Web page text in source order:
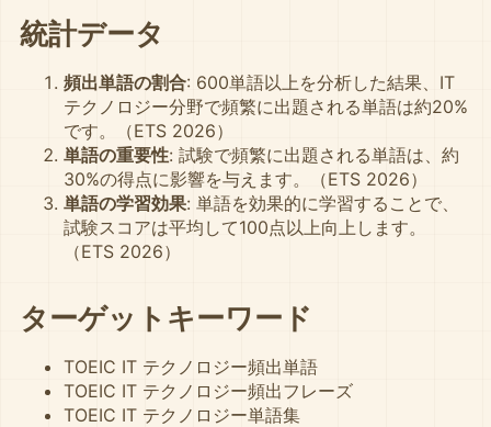
統計データ
頻出単語の割合: 600単語以上を分析した結果、IT
テクノロジー分野で頻繁に出題される単語は約20%
です。（ETS 2026）
単語の重要性: 試験で頻繁に出題される単語は、約
30%の得点に影響を与えます。（ETS 2026）
単語の学習効果: 単語を効果的に学習することで、
試験スコアは平均して100点以上向上します。
（ETS 2026）
ターゲットキーワード
TOEIC IT テクノロジー頻出単語
TOEIC IT テクノロジー頻出フレーズ
TOEIC IT テクノロジー単語集